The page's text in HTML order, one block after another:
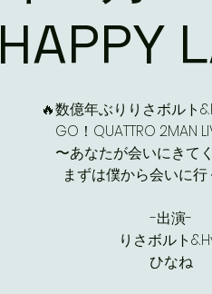
HAPPY
🔥数億年ぶりりさボルト
GO！QUATTRO 2MAN
〜あなたが会いにきて
まずは僕から会いに
-出演-
りさボルト
ひなね